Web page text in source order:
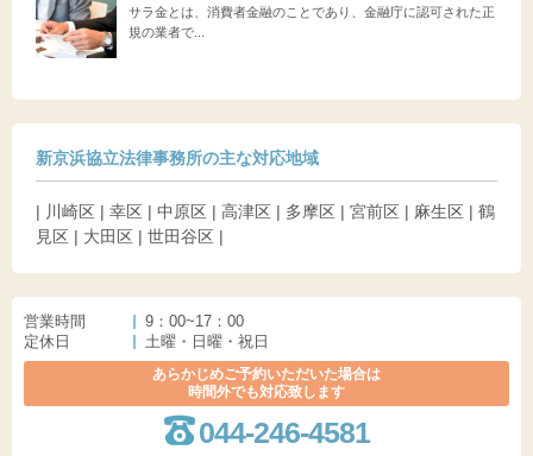
サラ金とは、消費者金融のことであり、金融庁に認可された正
規の業者で...
新京浜協立法律事務所の主な対応地域
| 川崎区 | 幸区 | 中原区 | 高津区 | 多摩区 | 宮前区 | 麻生区 | 鶴
見区 | 大田区 | 世田谷区 |
営業時間
9：00~17：00
定休日
土曜・日曜・祝日
あらかじめご予約いただいた場合は
時間外でも対応致します
044-246-4581